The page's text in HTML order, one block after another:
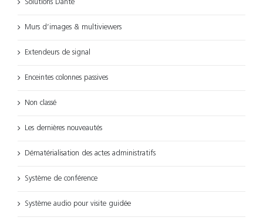
Solutions Dante
Murs d’images & multiviewers
Extendeurs de signal
Enceintes colonnes passives
Non classé
Les dernières nouveautés
Dématérialisation des actes administratifs
Système de conférence
Système audio pour visite guidée